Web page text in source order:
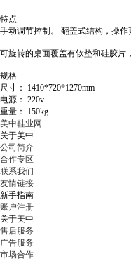
特点
手动调节控制。
翻盖式结构，操作
可旋转的桌面覆盖有软垫和硅胶片
规格
尺寸：
1410*720*1270mm
电源： 220v
重量：
150kg
美中鞋业网
关于美中
公司简介
合作专区
联系我们
友情链接
新手指南
账户注册
关于美中
售后服务
广告服务
市场合作